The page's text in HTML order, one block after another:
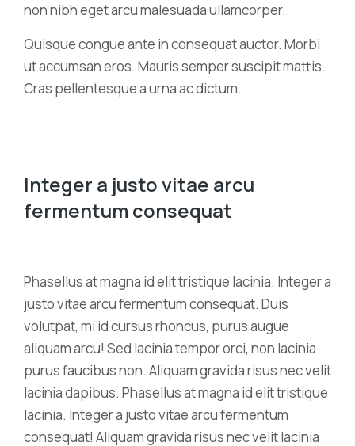
non nibh eget arcu malesuada ullamcorper.
Quisque congue ante in consequat auctor. Morbi
ut accumsan eros. Mauris semper suscipit mattis.
Cras pellentesque a urna ac dictum.
Integer a justo vitae arcu
fermentum consequat
Phasellus at magna id elit tristique lacinia. Integer a
justo vitae arcu fermentum consequat. Duis
volutpat, mi id cursus rhoncus, purus augue
aliquam arcu! Sed lacinia tempor orci, non lacinia
purus faucibus non. Aliquam gravida risus nec velit
lacinia dapibus. Phasellus at magna id elit tristique
lacinia. Integer a justo vitae arcu fermentum
consequat! Aliquam gravida risus nec velit lacinia